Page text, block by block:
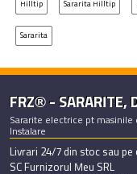
Hilltip Sararita Hilltip
Sararita
FRZ® - SARARITE,
Sararite electrice pt masinile
Instalare
Livrari 24/7 din stoc sau pe
SC Furnizorul Meu SRL